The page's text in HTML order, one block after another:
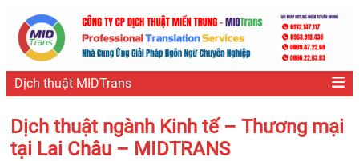
Dịch thuật MIDTrans
Dịch thuật ngành Kinh tế – Thương mại
tại Lai Châu – MIDTRANS